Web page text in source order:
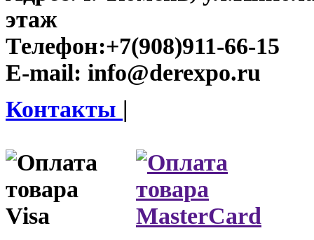
этаж
Телефон:+7(908)911-66-15
E-mail: info@derexpo.ru
Контакты |